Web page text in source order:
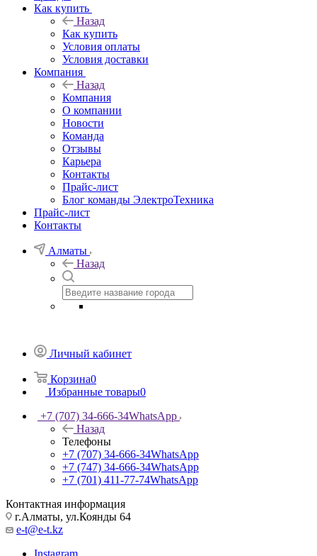
Как купить
Назад
Как купить
Условия оплаты
Условия доставки
Компания
Назад
Компания
О компании
Новости
Команда
Отзывы
Карьера
Контакты
Прайс-лист
Блог команды ЭлектроТехника
Прайс-лист
Контакты
Алматы
Назад
Личный кабинет
Корзина0
Избранные товары0
+7 (707) 34-666-34WhatsApp
Назад
Телефоны
+7 (707) 34-666-34WhatsApp
+7 (747) 34-666-34WhatsApp
+7 (701) 411-77-74WhatsApp
Контактная информация
г.Алматы, ул.Коянды 64
e-t@e-t.kz
Instagram